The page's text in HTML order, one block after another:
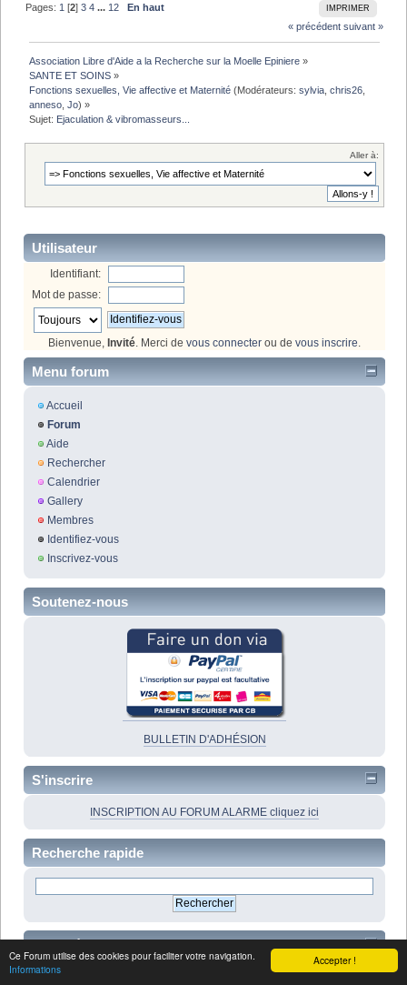
Accepter !
Ce Forum utilise des cookies pour faciliter votre navigation.
Informations
IMPRIMER
Pages: 1 [2]3 4 ... 12
En haut
« précédent suivant »
Association Libre d'Aide a la Recherche sur la Moelle Epiniere »
SANTE ET SOINS »
Fonctions sexuelles, Vie affective et Maternité (Modérateurs:sylvia ,chris26
anneso ,Jo) »
Sujet: Ejaculation & vibromasseurs...
Aller à:
Utilisateur
Identifiant:
Mot de passe:
Bienvenue, Invité . Merci de vous connecter ou de vous inscrire
Menu forum
Accueil
Forum
Aide
Rechercher
Calendrier
Gallery
Membres
Identifiez-vous
Inscrivez-vous
Soutenez-nous
BULLETIN D'ADHÉSION
S'inscrire
INSCRIPTION AU FORUM ALARME cliquez ici
Recherche rapide
Sujet récents
lcomment se faire peser ...